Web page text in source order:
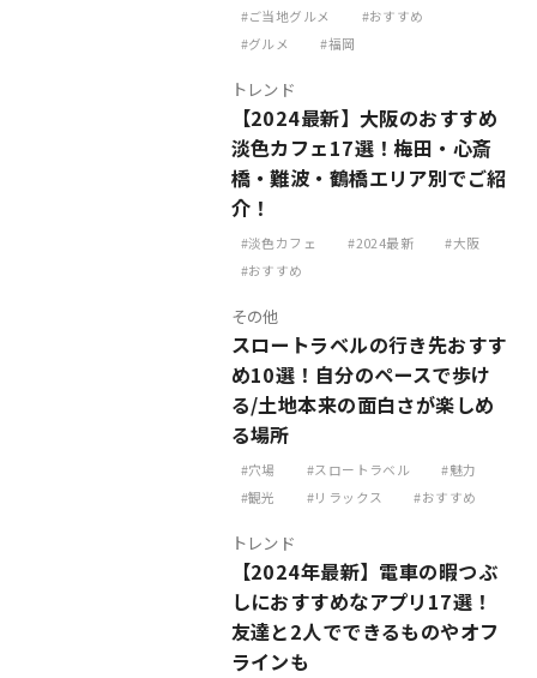
ご当地グルメ
おすすめ
グルメ
福岡
トレンド
【2024最新】大阪のおすすめ
淡色カフェ17選！梅田・心斎
橋・難波・鶴橋エリア別でご紹
介！
淡色カフェ 2024最新
大阪
おすすめ
その他
スロートラベルの行き先おすす
め10選！自分のペースで歩け
る/土地本来の面白さが楽しめ
る場所
穴場 スロートラベル
魅力
観光
リラックス おすすめ
トレンド
【2024年最新】電車の暇つぶ
しにおすすめなアプリ17選！
友達と2人でできるものやオフ
ラインも